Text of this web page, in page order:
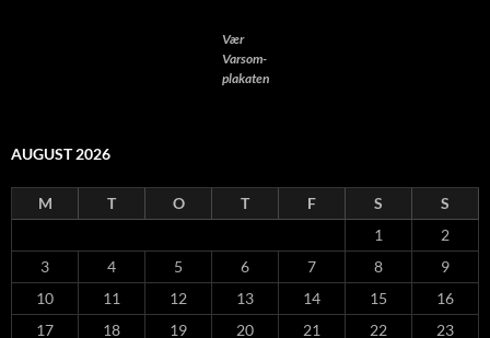
Vær
Varsom-
plakaten
AUGUST 2026
M T O T F S
S
1
2
3
4 5 6 7 8
9
10
11 12 13 14 15
16
17
18 19 20 21 22
23